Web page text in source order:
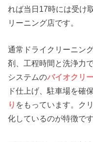
れば当日17時には受け
リーニング店です。
通常ドライクリーニン
剤、工程時間と洗浄力
システムのバイオクリ
ド仕上げ、駐車場を確
り をもっています。ク
化しているのが特徴です